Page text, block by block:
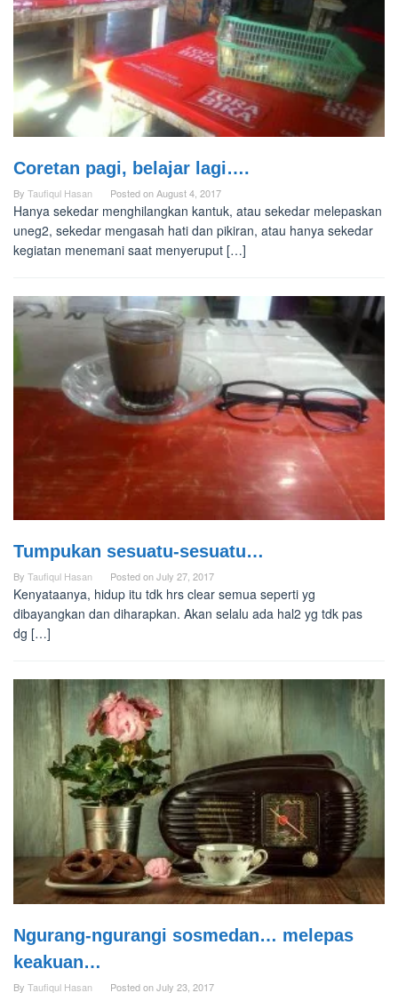
Coretan pagi, belajar lagi….
By Taufiqul Hasan Posted onAugust 4, 2017
Hanya sekedar menghilangkan kantuk, atau sekedar melepaskan
uneg2, sekedar mengasah hati dan pikiran, atau hanya sekedar
kegiatan menemani saat menyeruput […]
Tumpukan sesuatu-sesuatu…
By Taufiqul Hasan Posted onJuly 27, 2017
Kenyataanya, hidup itu tdk hrs clear semua seperti yg
dibayangkan dan diharapkan. Akan selalu ada hal2 yg tdk pas
dg […]
Ngurang-ngurangi sosmedan… melepas
keakuan…
By Taufiqul Hasan Posted onJuly 23, 2017